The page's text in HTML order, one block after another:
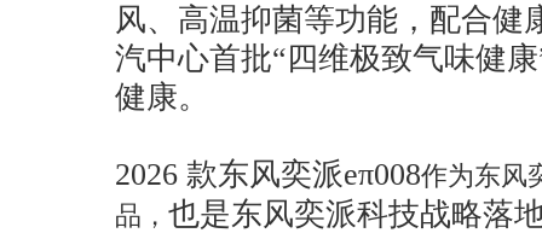
风、高温抑菌等功能，配合健
汽中心首批“四维极致气味健
健康。
2026 款东风奕派eπ008作为东风
品， 也是东风奕派科技战略落